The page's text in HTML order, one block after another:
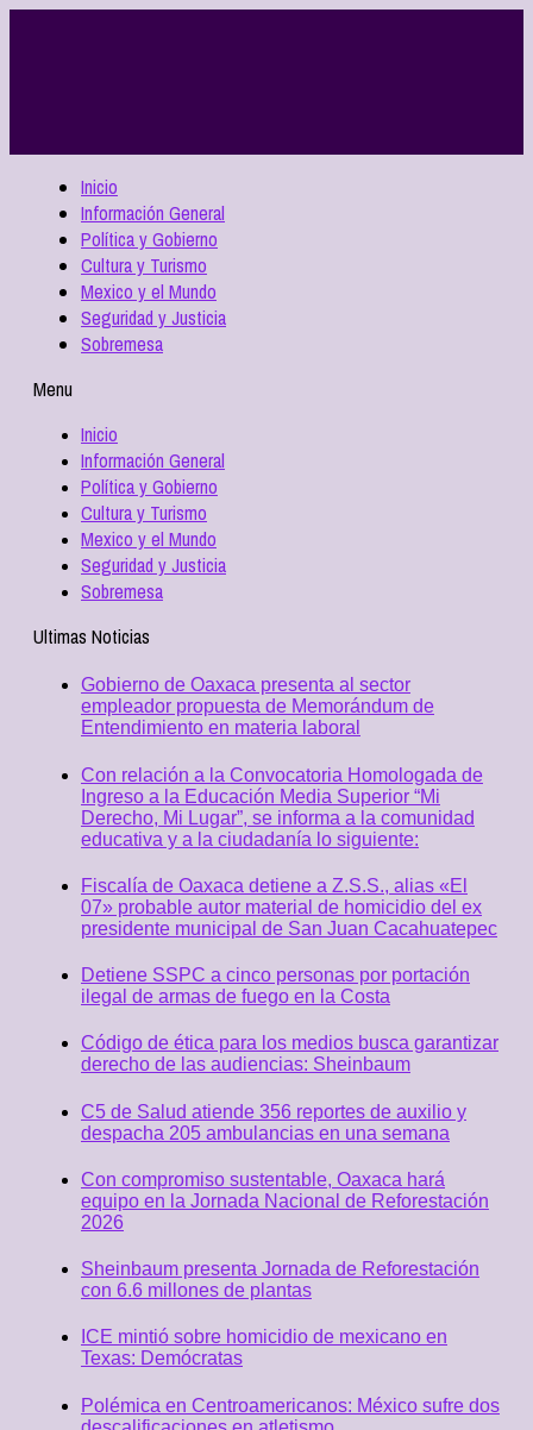
Inicio
Información General
Política y Gobierno
Cultura y Turismo
Mexico y el Mundo
Seguridad y Justicia
Sobremesa
Menu
Inicio
Información General
Política y Gobierno
Cultura y Turismo
Mexico y el Mundo
Seguridad y Justicia
Sobremesa
Ultimas Noticias
Gobierno de Oaxaca presenta al sector
empleador propuesta de Memorándum de
Entendimiento en materia laboral
Con relación a la Convocatoria Homologada de
Ingreso a la Educación Media Superior “Mi
Derecho, Mi Lugar”, se informa a la comunidad
educativa y a la ciudadanía lo siguiente:
Fiscalía de Oaxaca detiene a Z.S.S., alias «El
07» probable autor material de homicidio del ex
presidente municipal de San Juan Cacahuatepec
Detiene SSPC a cinco personas por portación
ilegal de armas de fuego en la Costa
Código de ética para los medios busca garantizar
derecho de las audiencias: Sheinbaum
C5 de Salud atiende 356 reportes de auxilio y
despacha 205 ambulancias en una semana
Con compromiso sustentable, Oaxaca hará
equipo en la Jornada Nacional de Reforestación
2026
Sheinbaum presenta Jornada de Reforestación
con 6.6 millones de plantas
ICE mintió sobre homicidio de mexicano en
Texas: Demócratas
Polémica en Centroamericanos: México sufre dos